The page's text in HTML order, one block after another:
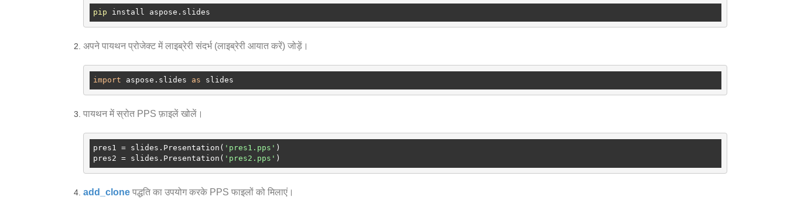
pip
अपने पायथन प्रोजेक्ट में लाइब्रेरी संदर्भ (लाइब्रेरी आयात करें) जोड़ें।
import aspose.slides as
पायथन में स्रोत PPS फ़ाइलें खोलें।
pres1 = slides.Presentation( 'pres1.pps'
pres2 = slides.Presentation( 'pres2.pps'
add_clone पद्धति का उपयोग करके PPS फाइलों को मिलाएं।